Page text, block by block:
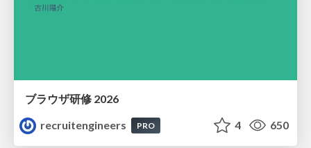
ブラウザ研修 2026
recruitengineers
PRO 4 650